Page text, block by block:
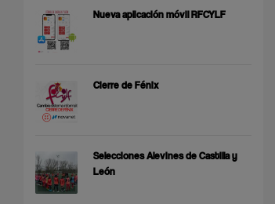
Nueva aplicación móvil RFCYLF
Cierre de Fénix
Selecciones Alevines de Castilla y
León